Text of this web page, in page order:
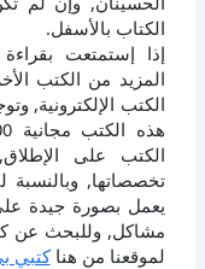
الكتاب بالأسفل.
إذا إستمتعت
المزيد من الكتب
الكتب الإلكترونية,
الكتب على
يعمل بصورة جيدة
مشاكل, وللبحث عن
لموقعنا من هناكتبي